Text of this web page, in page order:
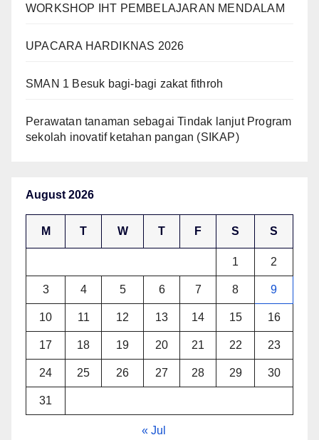
WORKSHOP IHT PEMBELAJARAN MENDALAM
UPACARA HARDIKNAS 2026
SMAN 1 Besuk bagi-bagi zakat fithroh
Perawatan tanaman sebagai Tindak lanjut Program
sekolah inovatif ketahan pangan (SIKAP)
August 2026
M T W T F S S
1 2
3 4 5 6 7 8 9
10 11 12 13 14 15 16
17 18 19 20 21 22 23
24 25 26 27 28 29 30
31
« Jul